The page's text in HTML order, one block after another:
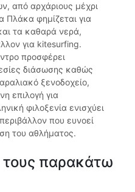
από αρχάριους μέχρι
φημίζεται για
τα καθαρά νερά,
για kitesurfing.
προσφέρει
διάσωσης καθώς
ξενοδοχείο,
επιλογή για
φιλοξενία ενισχύει
που ευνοεί
του αθλήματος.
τους παρακάτω